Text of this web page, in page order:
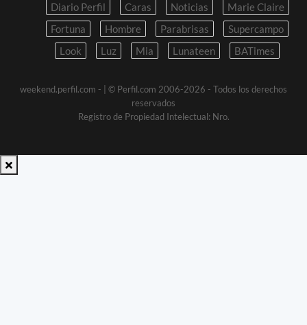
Diario Perfil Caras Noticias
Marie Claire
Fortuna
Hombre Parabrisas
Supercampo
Look
Luz Mia Lunateen BATimes
weekend.perfil.com -
| © Perfil.com 2006-2026 - Todos los derechos
reservados
Registro de Propiedad Intelectual: Nro.